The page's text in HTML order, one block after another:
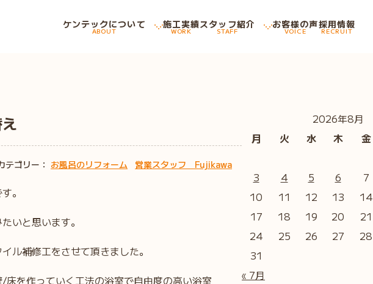
ケンテックについて
ABOUT
施工実績
WORK
スタッフ紹介
STAFF
お客様の声
VOICE
採用情報
RECRUIT
テゴリー： お風呂のリフォーム 営業スタッフ Fujikawa
。
いと思います。
ル補修工をさせて頂きました。
を作っていく工法の浴室で自由度の高い浴室
2026年8月
月
火 水 木 金
« 7月
3
4 5 6 7
10
11 12 13 14
17
18 19 20 21
24
25 26 27 28
31